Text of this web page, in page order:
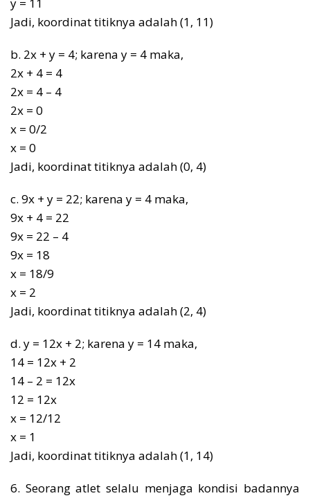
y = 11
Jadi, koordinat titiknya adalah (1, 11)
b. 2x + y = 4; karena y = 4 maka,
2x + 4 = 4
2x = 4 – 4
2x = 0
x = 0/2
x = 0
Jadi, koordinat titiknya adalah (0, 4)
c. 9x + y = 22; karena y = 4 maka,
9x + 4 = 22
9x = 22 – 4
9x = 18
x = 18/9
x = 2
Jadi, koordinat titiknya adalah (2, 4)
d. y = 12x + 2; karena y = 14 maka,
14 = 12x + 2
14 – 2 = 12x
12 = 12x
x = 12/12
x = 1
Jadi, koordinat titiknya adalah (1, 14)
6. Seorang atlet selalu menjaga kondisi badannya